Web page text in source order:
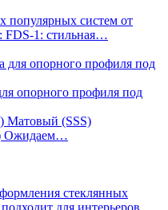
популярных систем от
FDS-1: стильная…
опорного профиля под
Матовый (SSS)
Ожидаем…
стеклянных
для интерьеров